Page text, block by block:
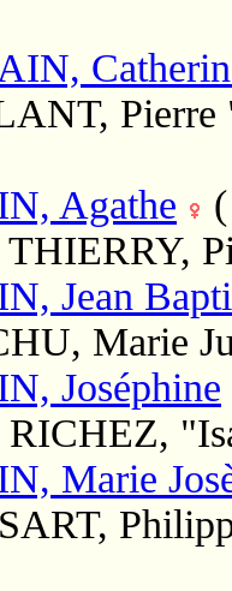
Pierre
Agathe
THIERRY,
Jean
Marie
Joséphine
RICHEZ,
Marie